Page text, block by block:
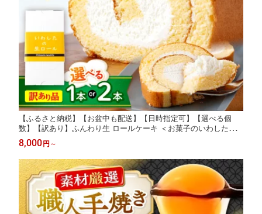
【ふるさと納税】【お盆中も配送】【日時指定可】【選べる個
数】【訳あり】ふんわり生 ロールケーキ ＜お菓子のいわした＞
[CAM043] ケーキ 訳あり おやつ お土産 ギフト プレゼント お菓
子 クリスマス お正月 誕生日 お祝い 記念日 不揃い 規格外
8,000 円 ～